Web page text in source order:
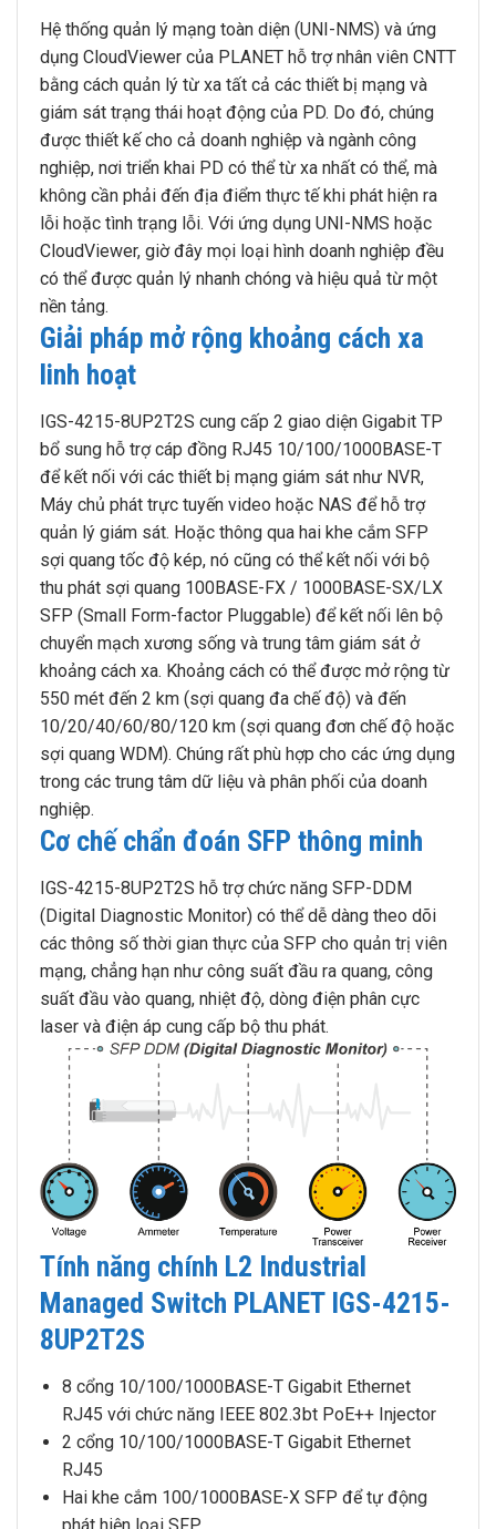
Hệ thống quản lý mạng toàn diện (UNI-NMS) và ứng
dụng CloudViewer của PLANET hỗ trợ nhân viên CNTT
bằng cách quản lý từ xa tất cả các thiết bị mạng và
giám sát trạng thái hoạt động của PD. Do đó, chúng
được thiết kế cho cả doanh nghiệp và ngành công
nghiệp, nơi triển khai PD có thể từ xa nhất có thể, mà
không cần phải đến địa điểm thực tế khi phát hiện ra
lỗi hoặc tình trạng lỗi. Với ứng dụng UNI-NMS hoặc
CloudViewer, giờ đây mọi loại hình doanh nghiệp đều
có thể được quản lý nhanh chóng và hiệu quả từ một
nền tảng.
Giải pháp mở rộng khoảng cách xa
linh hoạt
IGS-4215-8UP2T2S cung cấp 2 giao diện Gigabit TP
bổ sung hỗ trợ cáp đồng RJ45 10/100/1000BASE-T
để kết nối với các thiết bị mạng giám sát như NVR,
Máy chủ phát trực tuyến video hoặc NAS để hỗ trợ
quản lý giám sát. Hoặc thông qua hai khe cắm SFP
sợi quang tốc độ kép, nó cũng có thể kết nối với bộ
thu phát sợi quang 100BASE-FX / 1000BASE-SX/LX
SFP (Small Form-factor Pluggable) để kết nối lên bộ
chuyển mạch xương sống và trung tâm giám sát ở
khoảng cách xa. Khoảng cách có thể được mở rộng từ
550 mét đến 2 km (sợi quang đa chế độ) và đến
10/20/40/60/80/120 km (sợi quang đơn chế độ hoặc
sợi quang WDM). Chúng rất phù hợp cho các ứng dụng
trong các trung tâm dữ liệu và phân phối của doanh
nghiệp.
Cơ chế chẩn đoán SFP thông minh
IGS-4215-8UP2T2S hỗ trợ chức năng SFP-DDM
(Digital Diagnostic Monitor) có thể dễ dàng theo dõi
các thông số thời gian thực của SFP cho quản trị viên
mạng, chẳng hạn như công suất đầu ra quang, công
suất đầu vào quang, nhiệt độ, dòng điện phân cực
laser và điện áp cung cấp bộ thu phát.
Tính năng chính L2 Industrial
Managed Switch PLANET IGS-4215-
8UP2T2S
8 cổng 10/100/1000BASE-T Gigabit Ethernet
RJ45 với chức năng IEEE 802.3bt PoE++ Injector
2 cổng 10/100/1000BASE-T Gigabit Ethernet
RJ45
Hai khe cắm 100/1000BASE-X SFP để tự động